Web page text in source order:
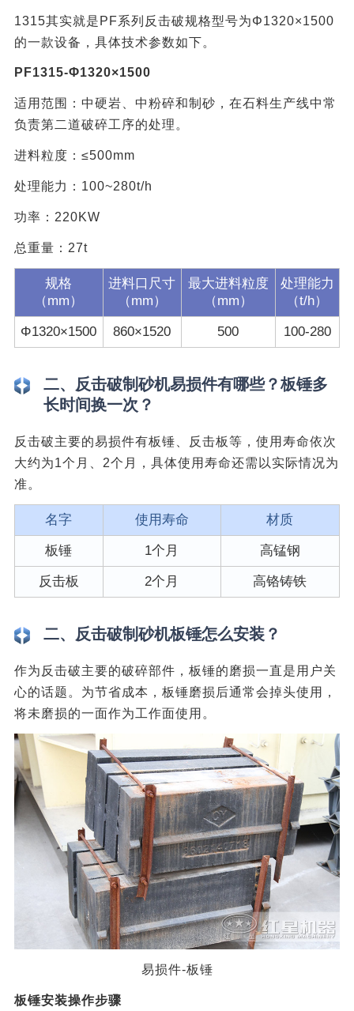
1315其实就是PF系列反击破规格型号为Φ1320×1500
的一款设备，具体技术参数如下。
PF1315-Φ1320×1500
适用范围：中硬岩、中粉碎和制砂，在石料生产线中常
负责第二道破碎工序的处理。
进料粒度：≤500mm
处理能力：100~280t/h
功率：220KW
总重量：27t
规格
（mm）
进料口尺寸
（mm）
最大进料粒度
（mm）
处理能力
（t/h）
Φ1320×1500 860×1520 500 100-280
二、反击破制砂机易损件有哪些？板锤多
长时间换一次？
反击破主要的易损件有板锤、反击板等，使用寿命依次
大约为1个月、2个月，具体使用寿命还需以实际情况为
准。
名字 使用寿命 材质
板锤 1个月 高锰钢
反击板 2个月 高铬铸铁
二、反击破制砂机板锤怎么安装？
作为反击破主要的破碎部件，板锤的磨损一直是用户关
心的话题。为节省成本，板锤磨损后通常会掉头使用，
将未磨损的一面作为工作面使用。
易损件-板锤
板锤安装操作步骤